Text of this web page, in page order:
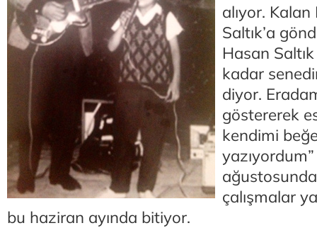
alıyor.
Saltık’a
Hasan
kadar
diyor.
göstererek
kendimi
çalışmalar
bu haziran ayında bitiyor.